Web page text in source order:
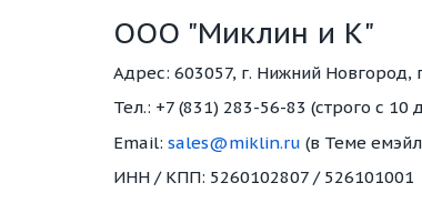
ООО "Миклин и К"
Адрес: 603057, г. Нижний Новгород,
Тел.: +7 (831) 283-56-83 (строго с
Email: sales@miklin.ru (в Теме
ИНН / КПП: 5260102807 / 526101001